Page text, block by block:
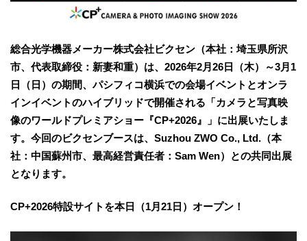
総合光学機器メーカー株式会社ビクセン（本社：埼玉県所沢
市、代表取締役：新妻和重）は、2026年2月26日（木）～3月1
日（日）の期間、パシフィコ横浜での会場イベントとオンラ
インイベントのハイブリッドで開催される「カメラと写真映
像のワールドプレミアショー『CP+2026』」に出展いたしま
す。今回のビクセンブースは、Suzhou ZWO Co., Ltd.（本
社：中国蘇州市、最高経営責任者：Sam Wen）との共同出展
となります。
CP+2026特設サイトを本日（1月21日）オープン！